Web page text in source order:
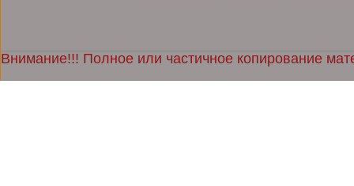
Внимание!!! Полное или частичное копирование